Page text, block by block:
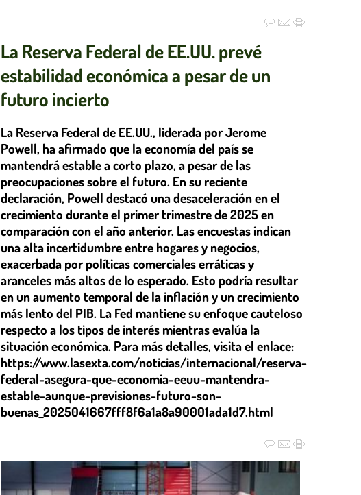
La Reserva Federal de EE.UU. prevé
estabilidad económica a pesar de un
futuro incierto
La Reserva Federal de EE.UU., liderada por Jerome
Powell, ha afirmado que la economía del país se
mantendrá estable a corto plazo, a pesar de las
preocupaciones sobre el futuro. En su reciente
declaración, Powell destacó una desaceleración en el
crecimiento durante el primer trimestre de 2025 en
comparación con el año anterior. Las encuestas indican
una alta incertidumbre entre hogares y negocios,
exacerbada por políticas comerciales erráticas y
aranceles más altos de lo esperado. Esto podría resultar
en un aumento temporal de la inflación y un crecimiento
más lento del PIB. La Fed mantiene su enfoque cauteloso
respecto a los tipos de interés mientras evalúa la
situación económica. Para más detalles, visita el enlace:
https://www.lasexta.com/noticias/internacional/reserva-
federal-asegura-que-economia-eeuu-mantendra-
estable-aunque-previsiones-futuro-son-
buenas_2025041667fff8f6a1a8a90001ada1d7.html